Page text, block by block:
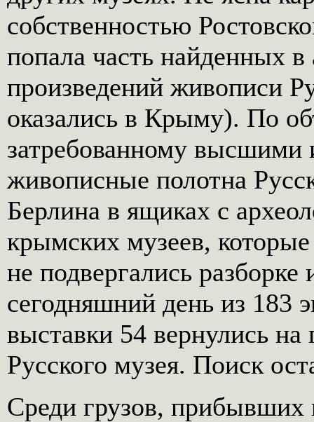
собственностью
попала часть найденных в
произведений живописи
оказались в Крыму). По
затребованному высшими
живописные полотна
Берлина в ящиках с
крымских музеев, которые
не подвергались
сегодняшний день из 183
выставки 54 вернулись
Русского музея. Поиск
Среди грузов, прибывших